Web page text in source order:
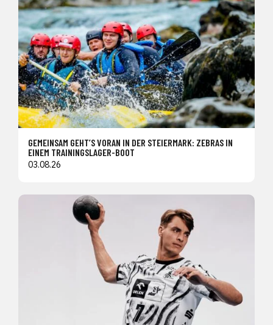
GEMEINSAM GEHT’S VORAN IN DER STEIERMARK: ZEBRAS IN
EINEM TRAININGSLAGER-BOOT
03.08.26